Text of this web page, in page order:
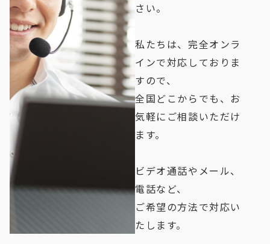
さい。
私たちは、完全オンラ
インで対応しておりま
すので、
全国どこからでも、お
気軽にご相談いただけ
ます。
ビデオ通話やメール、
電話など、
ご希望の方法で対応い
たします。